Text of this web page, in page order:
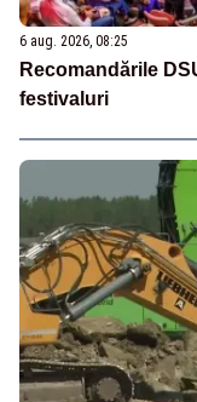
6 aug. 2026, 08:25
Recomandările
festivaluri